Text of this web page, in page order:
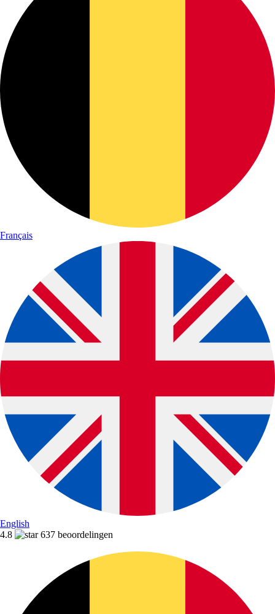
Français
English
4.8
637 beoordelingen